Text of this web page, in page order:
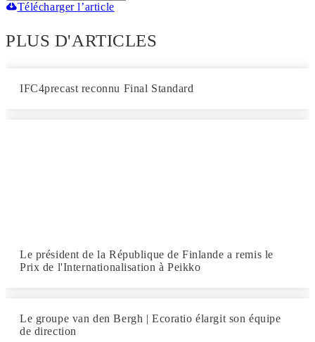
Télécharger l’article
PLUS D'ARTICLES
IFC4precast reconnu Final Standard
Le président de la République de Finlande a remis le
Prix de l'Internationalisation à Peikko
Le groupe van den Bergh | Ecoratio élargit son équipe
de direction